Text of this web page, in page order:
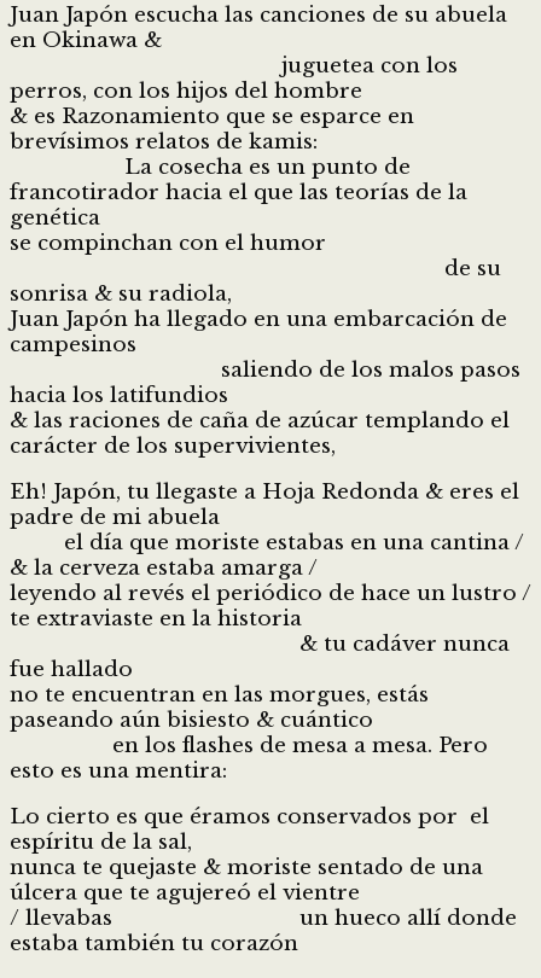
Juan Japón escucha las canciones de su abuela
en Okinawa &
juguetea con los
perros, con los hijos del hombre
& es Razonamiento que se esparce en
brevísimos relatos de kamis:
La cosecha es un punto de
francotirador hacia el que las teorías de la
genética
se compinchan con el humor
de su
sonrisa & su radiola,
Juan Japón ha llegado en una embarcación de
campesinos
saliendo de los malos pasos
hacia los latifundios
& las raciones de caña de azúcar templando el
carácter de los supervivientes,
Eh! Japón, tu llegaste a Hoja Redonda & eres el
padre de mi abuela
el día que moriste estabas en una cantina /
& la cerveza estaba amarga /
leyendo al revés el periódico de hace un lustro /
te extraviaste en la historia
& tu cadáver nunca
fue hallado
no te encuentran en las morgues, estás
paseando aún bisiesto & cuántico
en los flashes de mesa a mesa. Pero
esto es una mentira:
Lo cierto es que éramos conservados por el
espíritu de la sal,
nunca te quejaste & moriste sentado de una
úlcera que te agujereó el vientre
/ llevabas un hueco allí donde
estaba también tu corazón